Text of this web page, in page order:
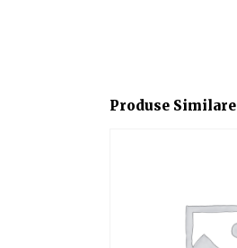
Produse Similare